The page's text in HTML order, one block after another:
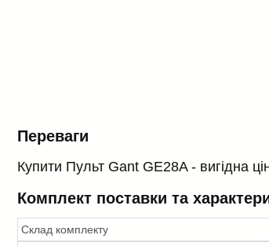
Переваги
Купити Пульт Gant GE28A - вигідна
Комплект поставки та
Склад комплекту